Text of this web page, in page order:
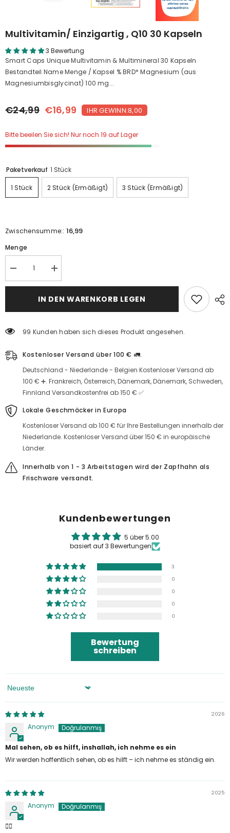
Multivitamin/ Einzigartig , Q10 30 Kapseln
3 Bewertung
Smart Caps Unique Multivitamin & Multimineral 30 Kapseln
Bestandteil Name Menge / Kapsel % BRD* Magnesium (aus
Magnesiumbisglycinat) 100 mg...
€24,99 €16,99 IHR GEWINN:8,00
Bitte beeilen Sie sich! Nur noch 19 auf Lager
Paketverkauf 1 Stück
1 Stück 2 Stück (ermäßigt) 3 Stück (ermäßigt)
Zwischensumme:: 16,99
Menge
Reduzieren
Sie
den
Q10
Erhöhen
Sie
den
für
Q10
IN DEN WARENKORB LEGEN
99 Kunden haben sich dieses Produkt angesehen.
Kostenloser Versand über 100 € 🚛.
Deutschland - Niederlande - Belgien Kostenloser Versand ab
100 € ➕. Frankreich, Österreich, Dänemark, Dänemark, Schweden,
Finnland Versandkostenfrei ab 150 € ✅
Lokale Geschmäcker in Europa
Kostenloser Versand ab 100 € für Ihre Bestellungen innerhalb der
Niederlande. Kostenloser Versand über 150 € in europäische
Länder.
Innerhalb von 1 - 3 Arbeitstagen wird der Zapfhahn als
Frischware versandt.
Kundenbewertungen
5 über 5.00
basiert auf 3 Bewertungen
3
0
0
0
0
Bewertung
schreiben
Sortieren Nach
2026
Anonym
Mal sehen, ob es hilft, inshallah, ich nehme es ein
Wir werden hoffentlich sehen, ob es hilft – ich nehme es ständig ein.
2025
Anonym
👍🏼